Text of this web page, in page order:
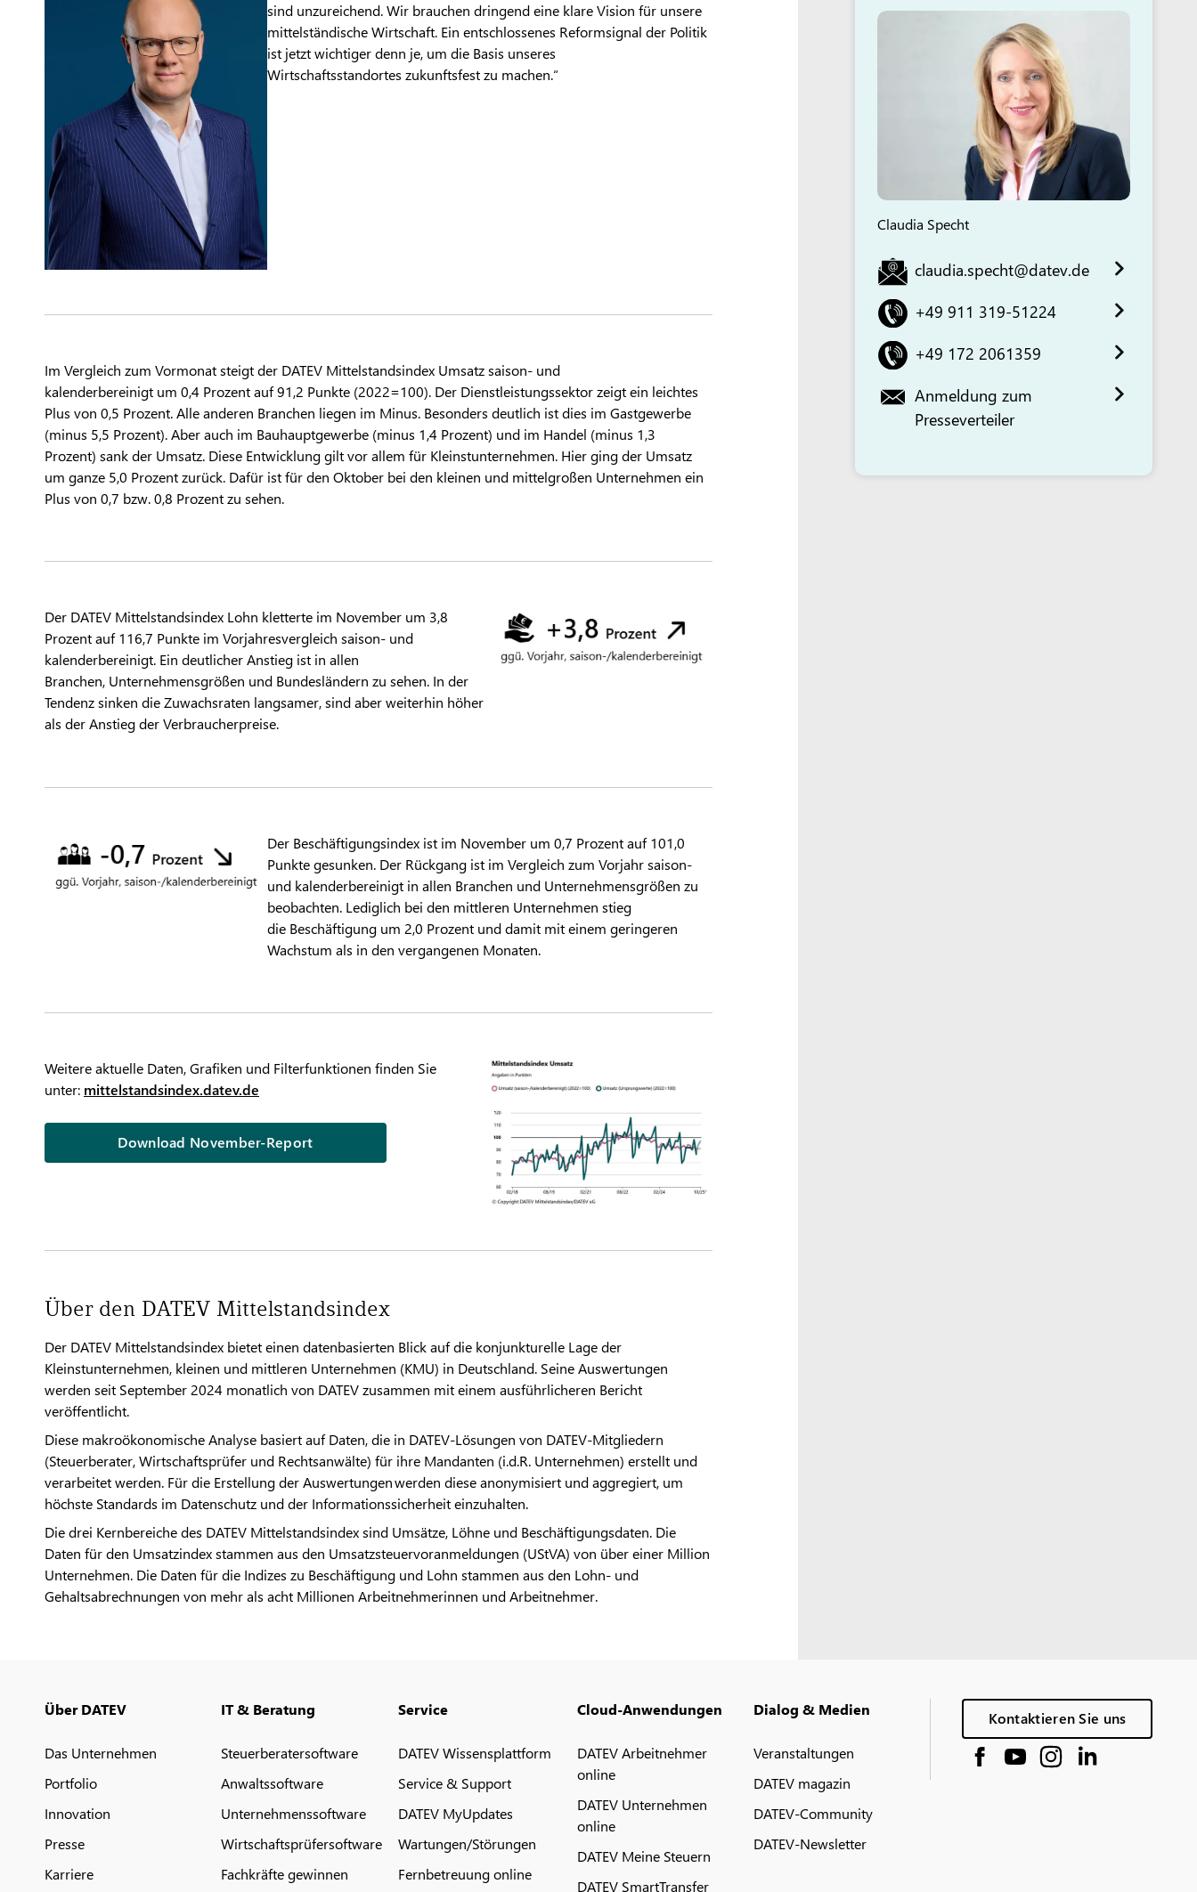
sind unzureichend. Wir brauchen dringend eine klare Vision für unsere
mittelständische Wirtschaft. Ein entschlossenes Reformsignal der Politik
ist jetzt wichtiger denn je, um die Basis unseres
Wirtschaftsstandortes zukunftsfest zu machen.“
Im Vergleich zum Vormonat steigt der DATEV Mittelstandsindex Umsatz saison- und
kalenderbereinigt um 0,4 Prozent auf 91,2 Punkte (2022=100). Der Dienstleistungssektor zeigt ein leichtes
Plus von 0,5 Prozent. Alle anderen Branchen liegen im Minus. Besonders deutlich ist dies im Gastgewerbe
(minus 5,5 Prozent). Aber auch im Bauhauptgewerbe (minus 1,4 Prozent) und im Handel (minus 1,3
Prozent) sank der Umsatz. Diese Entwicklung gilt vor allem für Kleinstunternehmen. Hier ging der Umsatz
um ganze 5,0 Prozent zurück. Dafür ist für den Oktober bei den kleinen und mittelgroßen Unternehmen ein
Plus von 0,7 bzw. 0,8 Prozent zu sehen.
Der DATEV Mittelstandsindex Lohn kletterte im November um 3,8
Prozent auf 116,7 Punkte im Vorjahresvergleich saison- und
kalenderbereinigt. Ein deutlicher Anstieg ist in allen
Branchen, Unternehmensgrößen und Bundesländern zu sehen. In der
Tendenz sinken die Zuwachsraten langsamer, sind aber weiterhin höher
als der Anstieg der Verbraucherpreise.
Der Beschäftigungsindex ist im November um 0,7 Prozent auf 101,0
Punkte gesunken. Der Rückgang ist im Vergleich zum Vorjahr saison-
und kalenderbereinigt in allen Branchen und Unternehmensgrößen zu
beobachten. Lediglich bei den mittleren Unternehmen stieg
die Beschäftigung um 2,0 Prozent und damit mit einem geringeren
Wachstum als in den vergangenen Monaten.
Weitere aktuelle Daten, Grafiken und Filterfunktionen finden Sie
unter: mittelstandsindex.datev.de
Download November-Report
Über den DATEV Mittelstandsindex
Der DATEV Mittelstandsindex bietet einen datenbasierten Blick auf die konjunkturelle Lage der
Kleinstunternehmen, kleinen und mittleren Unternehmen (KMU) in Deutschland. Seine Auswertungen
werden seit September 2024 monatlich von DATEV zusammen mit einem ausführlicheren Bericht
veröffentlicht.
Diese makroökonomische Analyse basiert auf Daten, die in DATEV-Lösungen von DATEV-Mitgliedern
(Steuerberater, Wirtschaftsprüfer und Rechtsanwälte) für ihre Mandanten (i.d.R. Unternehmen) erstellt und
verarbeitet werden. Für die Erstellung der Auswertungen werden diese anonymisiert und aggregiert, um
höchste Standards im Datenschutz und der Informationssicherheit einzuhalten.
Die drei Kernbereiche des DATEV Mittelstandsindex sind Umsätze, Löhne und Beschäftigungsdaten. Die
Daten für den Umsatzindex stammen aus den Umsatzsteuervoranmeldungen (UStVA) von über einer Million
Unternehmen. Die Daten für die Indizes zu Beschäftigung und Lohn stammen aus den Lohn- und
Gehaltsabrechnungen von mehr als acht Millionen Arbeitnehmerinnen und Arbeitnehmer.
Claudia Specht
claudia.specht@datev.de
+49 911 319-51224
+49 172 2061359
Anmeldung zum
Presseverteiler
Über DATEV
Das Unternehmen
Portfolio
Innovation
Presse
Karriere
IT & Beratung
Steuerberatersoftware
Anwaltssoftware
Unternehmenssoftware
Wirtschaftsprüfersoftware
Fachkräfte gewinnen
Service
DATEV Wissensplattform
Service & Support
DATEV MyUpdates
Wartungen/Störungen
Fernbetreuung online
Cloud-Anwendungen
DATEV Arbeitnehmer
online
DATEV Unternehmen
online
DATEV Meine Steuern
DATEV SmartTransfer
Dialog & Medien
Veranstaltungen
DATEV magazin
DATEV-Community
DATEV-Newsletter
Kontaktieren Sie uns